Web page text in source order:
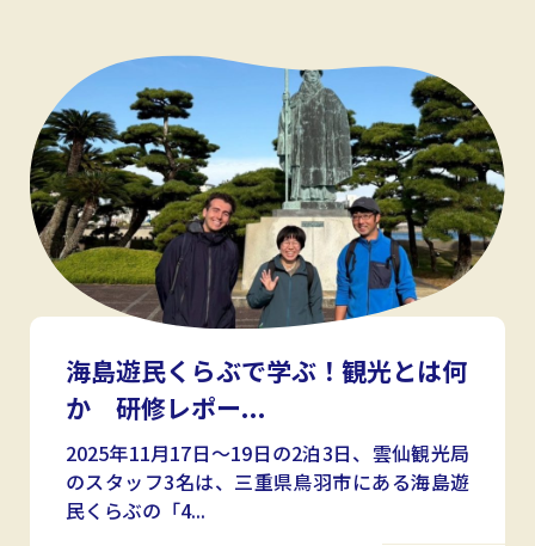
海島遊民くらぶで学ぶ！観光とは何
か 研修レポー...
2025年11月17日～19日の2泊3日、雲仙観光局
のスタッフ3名は、三重県鳥羽市にある海島遊
民くらぶの「4...